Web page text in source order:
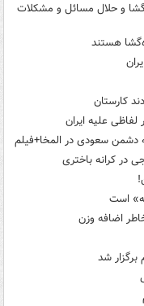
و حلال مسائل و مشکلات
هستند
کارستان
دشمن سعودی در المخا+فیلم
در کرانه باختری
است
اضافه وزن
برگزار شد